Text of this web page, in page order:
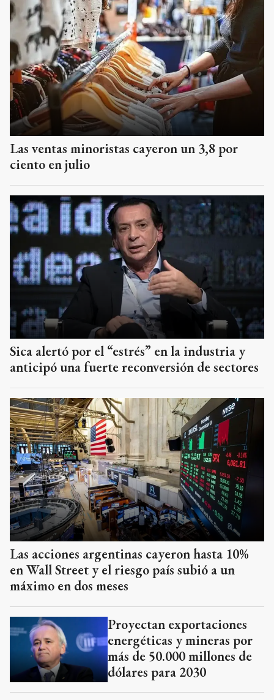
Las ventas minoristas cayeron un 3,8 por
ciento en julio
Sica alertó por el “estrés” en la industria y
anticipó una fuerte reconversión de sectores
Las acciones argentinas cayeron hasta 10%
en Wall Street y el riesgo país subió a un
máximo en dos meses
Proyectan exportaciones
energéticas y mineras por
más de 50.000 millones de
dólares para 2030